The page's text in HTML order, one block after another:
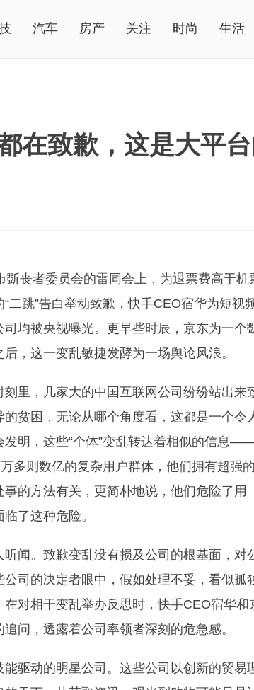
汽车 房产 关注 时尚 生活
在致歉，这是大平
斲丧者委员会的雷同会上，为退票费高于机
二跳”告白举动致歉，快手CEO宿华为短视
均被央视曝光。更早些时辰， 京东为一个
，这一变乱敏捷发酵为一场舆论风浪。
里，几家大的中国互联网公司纷纷站出来
贫困，无论从哪个角度看，这都是一个令
明，这些“个体”变乱转达着相似的信息
多则数亿的复杂用户群体，他们拥有超强
的方法有关，更简朴地说，他们危险了用
了这种危险。
闻。致歉变乱没有损及公司的根基面，对
司的决定者眼中，假如处理不妥，看似孤
对相干变乱举办反思时，快手CEO宿华和
问，透露着公司率领者深刻的危急感。
驱动的明星公司。这些公司以创新的贸易